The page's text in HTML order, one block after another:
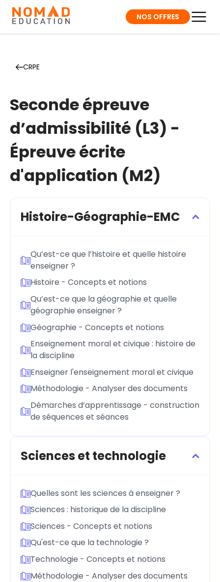
NOS OFFRES
CRPE
Seconde épreuve
d’admissibilité (L3) -
Épreuve écrite
d'application (M2)
Histoire-Géographie-EMC
Qu’est-ce que l’histoire et quelle histoire
enseigner ?
Histoire - Concepts et notions
Qu’est-ce que la géographie et quelle
géographie enseigner ?
Géographie - Concepts et notions
Enseignement moral et civique : histoire de
la discipline
Enseigner l'enseignement moral et civique
Méthodologie - Analyser des documents
Démarches d’apprentissage - construction
de séquences et séances
Sciences et technologie
Quelles sont les sciences à enseigner ?
Sciences : historique de la discipline
Sciences - Concepts et notions
Qu'est-ce que la technologie ?
Technologie - Concepts et notions
Méthodologie - Analyser des documents